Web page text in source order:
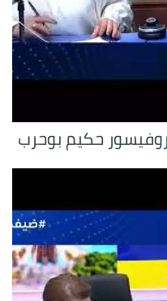
حكيم بوحرب